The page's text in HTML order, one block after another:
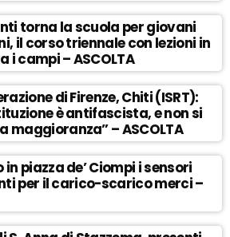
torna la scuola per giovani
il corso triennale con lezioni in
i campi – ASCOLTA
di Firenze, Chiti (ISRT):
è antifascista, e non si
maggioranza” – ASCOLTA
piazza de’ Ciompi i sensori
per il carico-scarico merci –